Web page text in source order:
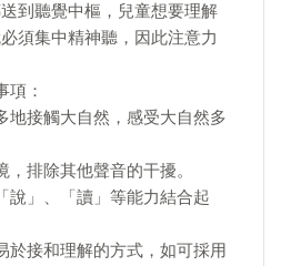
到聽覺中樞，兒童想要理解
須集中精神聽，因此注意力
項：
地接觸大自然，感受大自然多
，排除其他聲音的干擾。
說」、「讀」等能力結合起
於接和理解的方式，如可採用